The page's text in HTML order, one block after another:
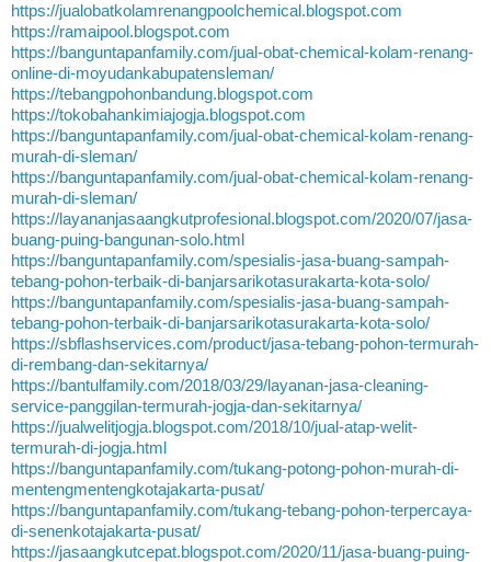
https://jualobatkolamrenangpoolchemical.blogspot.com
https://ramaipool.blogspot.com
https://banguntapanfamily.com/jual-obat-chemical-kolam-renang-
online-di-moyudankabupatensleman/
https://tebangpohonbandung.blogspot.com
https://tokobahankimiajogja.blogspot.com
https://banguntapanfamily.com/jual-obat-chemical-kolam-renang-
murah-di-sleman/
https://banguntapanfamily.com/jual-obat-chemical-kolam-renang-
murah-di-sleman/
https://layananjasaangkutprofesional.blogspot.com/2020/07/jasa-
buang-puing-bangunan-solo.html
https://banguntapanfamily.com/spesialis-jasa-buang-sampah-
tebang-pohon-terbaik-di-banjarsarikotasurakarta-kota-solo/
https://banguntapanfamily.com/spesialis-jasa-buang-sampah-
tebang-pohon-terbaik-di-banjarsarikotasurakarta-kota-solo/
https://sbflashservices.com/product/jasa-tebang-pohon-termurah-
di-rembang-dan-sekitarnya/
https://bantulfamily.com/2018/03/29/layanan-jasa-cleaning-
service-panggilan-termurah-jogja-dan-sekitarnya/
https://jualwelitjogja.blogspot.com/2018/10/jual-atap-welit-
termurah-di-jogja.html
https://banguntapanfamily.com/tukang-potong-pohon-murah-di-
mentengmentengkotajakarta-pusat/
https://banguntapanfamily.com/tukang-tebang-pohon-terpercaya-
di-senenkotajakarta-pusat/
https://jasaangkutcepat.blogspot.com/2020/11/jasa-buang-puing-